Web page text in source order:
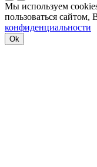
Мы используем
пользоваться сайтом,
конфиденциальности
Ok